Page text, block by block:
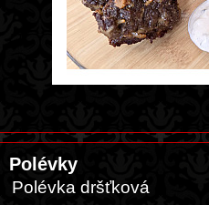
Polévky
Polévka dršťková